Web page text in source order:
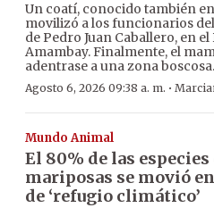
Un coatí, conocido también
movilizó a los funcionarios
de Pedro Juan Caballero, en
Amambay. Finalmente, el
adentrase a una zona boscosa.
Agosto 6, 2026 09:38 a. m. ·
Mundo Animal
El 80% de las especies
mariposas se movió
de ‘refugio climático’